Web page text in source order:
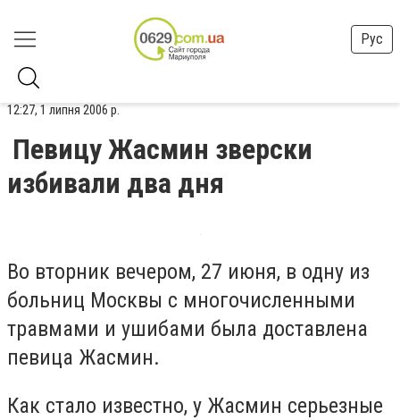
Рус
12:27, 1 липня 2006 р.
Певицу Жасмин зверски
избивали два дня
Во вторник вечером, 27 июня, в одну из
больниц Москвы с многочисленными
травмами и ушибами была доставлена
певица Жасмин.
Как стало известно, у Жасмин серьезные